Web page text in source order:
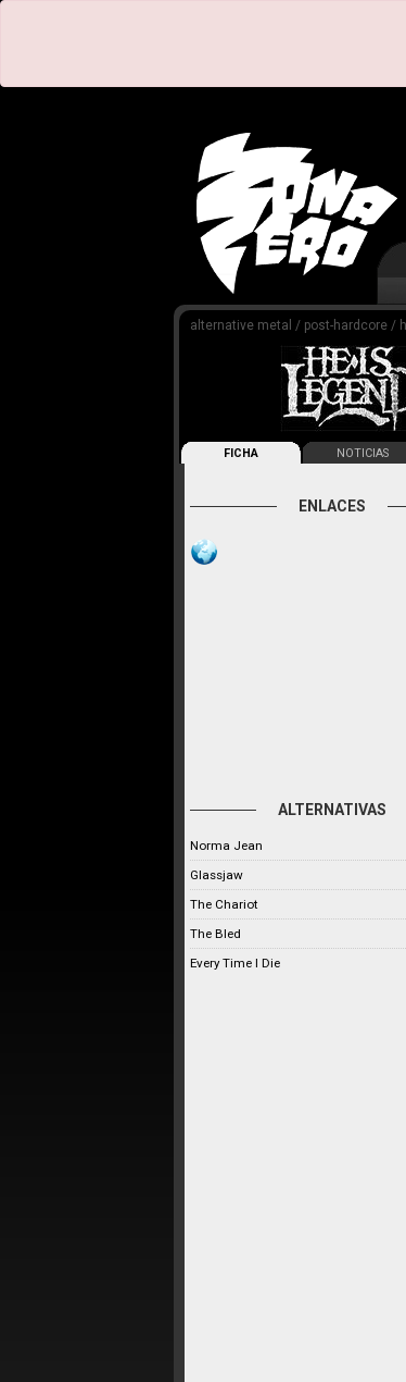
alternative metal / post-hardcore /
FICHA NOTICIAS
ENLACES
ALTERNATIVAS
Norma Jean
Glassjaw
The Chariot
The Bled
Every Time I Die